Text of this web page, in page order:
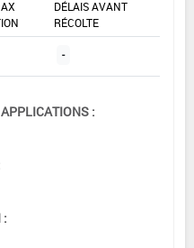
DÉLAIS AVANT
RÉCOLTE
-
:
: